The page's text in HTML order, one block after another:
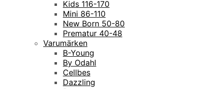
Kids 116-170
Mini 86-110
New Born 50-80
Prematur 40-48
Varumärken
B-Young
By Odahl
Cellbes
Dazzling